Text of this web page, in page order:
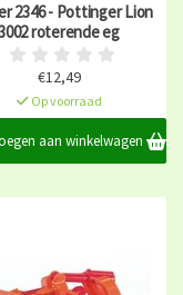
2346 - Pottinger Lion
roterende eg
€12,49
Op voorraad
aan winkelwagen